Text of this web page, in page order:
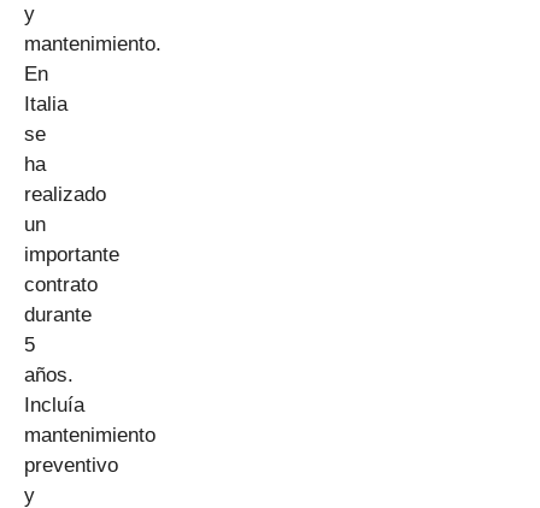
y
mantenimiento.
En
Italia
se
ha
realizado
un
importante
contrato
durante
5
años.
Incluía
mantenimiento
preventivo
y